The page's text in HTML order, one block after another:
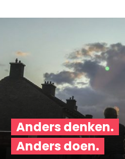
Anders denken.
Anders doen.